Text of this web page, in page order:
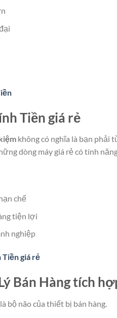
Tiền giá rẻ
không có nghĩa là bạn phải
dòng máy giá rẻ có tính
chế
tiện lợi
nghiệp
Tiền giá rẻ
Bán Hàng tích
bộ não của thiết bị bán hàng.